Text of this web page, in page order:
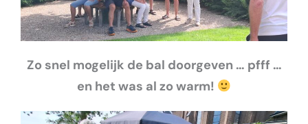
Zo snel mogelijk de bal doorgeven … pfff …
en het was al zo warm!